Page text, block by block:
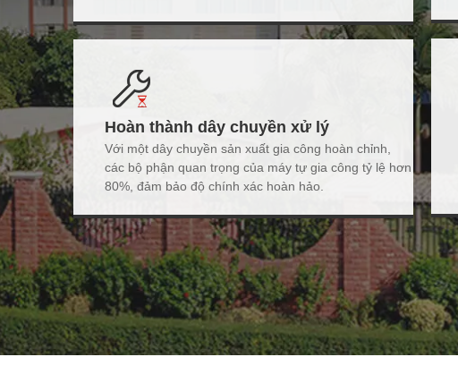
Hoàn thành dây chuyền xử lý
Với một dây chuyền sản xuất gia công hoàn chỉnh,
các bộ phận quan trọng của máy tự gia công tỷ lệ hơn
80%, đảm bảo độ chính xác hoàn hảo.